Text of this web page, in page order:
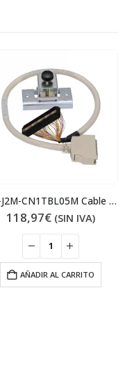
MR-J2M-CN1TBL05M Cable para terminal MR-TB50
118,97€ (SIN IVA)
AÑADIR AL CARRITO